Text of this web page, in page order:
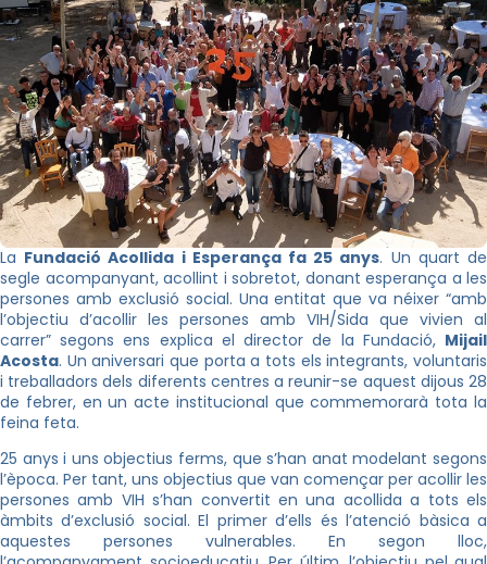
La Fundació Acollida i Esperança fa 25 anys. Un quart de
segle acompanyant, acollint i sobretot, donant esperança a les
persones amb exclusió social. Una entitat que va néixer “amb
l’objectiu d’acollir les persones amb VIH/Sida que vivien al
carrer” segons ens explica el director de la Fundació, Mijail
Acosta. Un aniversari que porta a tots els integrants, voluntaris
i treballadors dels diferents centres a reunir-se aquest dijous 28
de febrer, en un acte institucional que commemorarà tota la
feina feta.
25 anys i uns objectius ferms, que s’han anat modelant segons
l’època. Per tant, uns objectius que van començar per acollir les
persones amb VIH s’han convertit en una acollida a tots els
àmbits d’exclusió social. El primer d’ells és l’atenció bàsica a
aquestes persones vulnerables. En segon lloc,